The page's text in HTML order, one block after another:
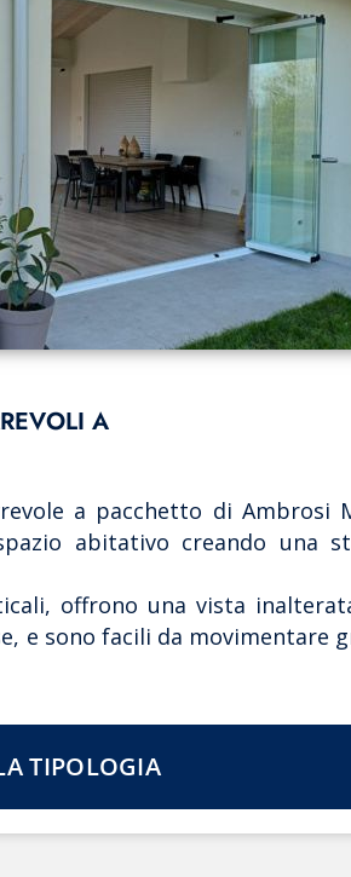
A
a pacchetto di Ambrosi
abitativo creando una
offrono una vista
e sono facili da movimentare
TIPOLOGIA